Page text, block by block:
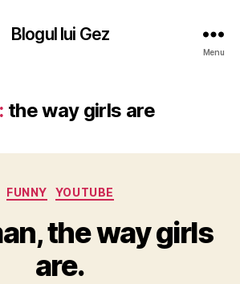
Blogul lui Gez
Menu
the way girls are
Categories
FUNNY YOUTUBE
the way girls
are.